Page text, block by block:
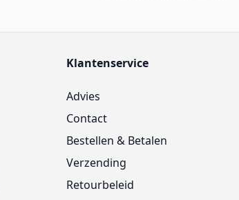
Klantenservice
Advies
Contact
Bestellen & Betalen
Verzending
Retourbeleid